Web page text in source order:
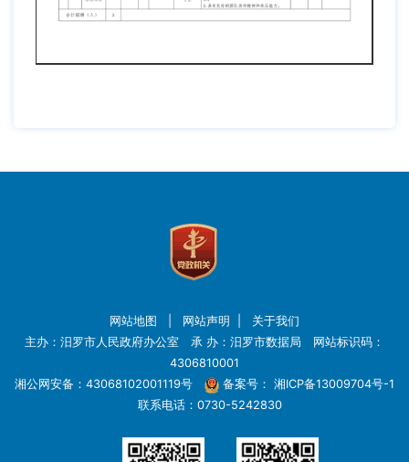
网站地图 网站声明
关于我们
主办：汨罗市人民政府办公室 承 办：汨罗市数据局 网站标识码：
4306810001
湘公网安备：43068102001119号
备案号： 湘ICP备13009704号-1
联系电话：0730-5242830